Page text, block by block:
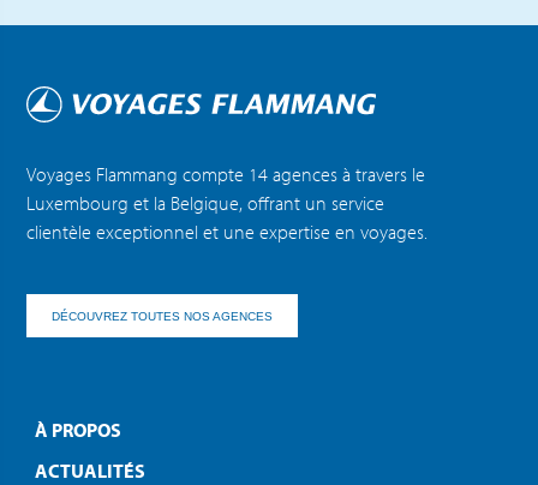
Voyages Flammang compte 14 agences à travers le
Luxembourg et la Belgique, offrant un service
clientèle exceptionnel et une expertise en voyages.
DÉCOUVREZ TOUTES NOS AGENCES
À PROPOS
ACTUALITÉS